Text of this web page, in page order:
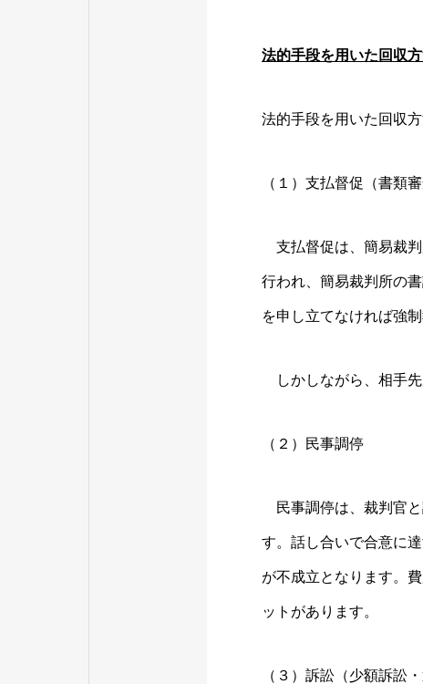
法的手段を用いた回収
法的手段を用いた回収
（１）支払督促（書類
支払督促は、簡易裁判
行われ、簡易裁判所の
を申し立てなければ強
しかしながら、相手先
（２）民事調停
民事調停は、裁判官と
す。話し合いで合意に
が不成立となります。
ットがあります。
（３）訴訟（少額訴訟